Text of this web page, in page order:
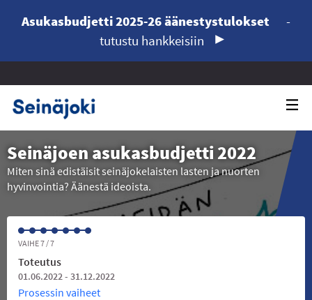
Asukasbudjetti 2025-26 äänestystulokset
-
tutustu hankkeisiin
Seinäjoen asukasbudjetti 2022
Miten sinä edistäisit seinäjokelaisten lasten ja nuorten
hyvinvointia? Äänestä ideoista.
VAIHE 7 / 7
Toteutus
01.06.2022 - 31.12.2022
Prosessin vaiheet